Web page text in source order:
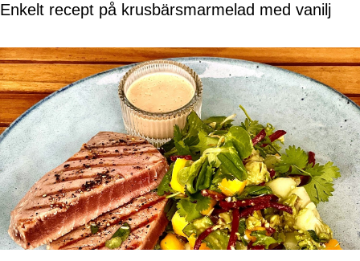
Enkelt recept på krusbärsmarmelad med vanilj